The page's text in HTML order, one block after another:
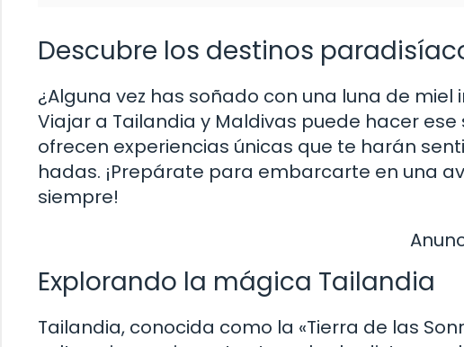
Descubre los destinos
¿Alguna vez has soñado con una luna de
Viajar a Tailandia y Maldivas puede hacer
ofrecen experiencias únicas que te harán
hadas. ¡Prepárate para embarcarte en una
siempre!
Explorando la mágica Tailandia
Tailandia, conocida como la «Tierra de las